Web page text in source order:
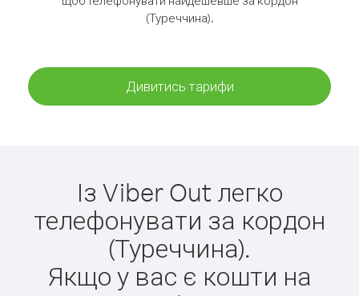
(Туреччина).
Дивитись тарифи
Із Viber Out легко
телефонувати за кордон
(Туреччина).
Якщо у вас є кошти на